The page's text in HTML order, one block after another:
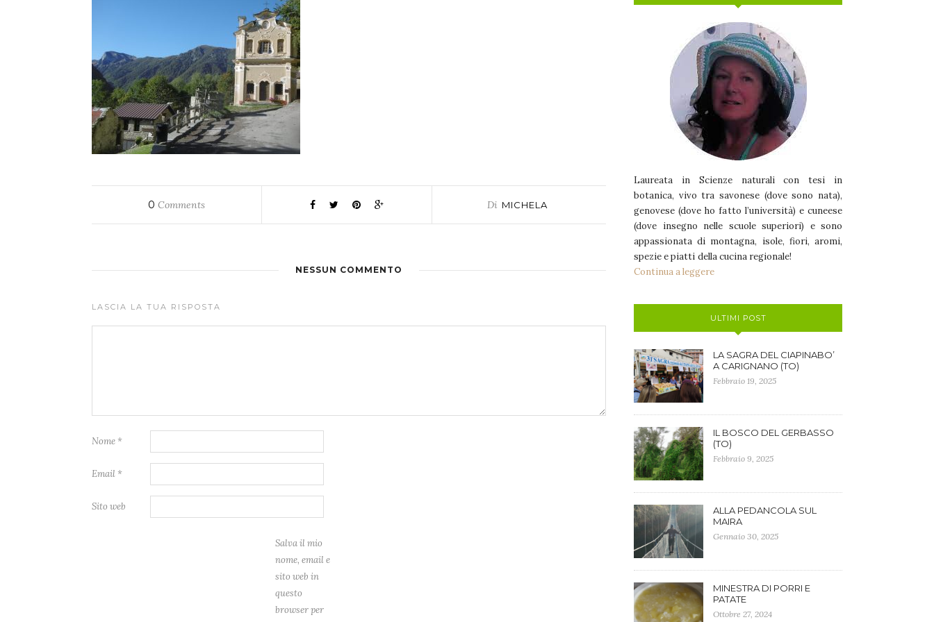
0 Comments Di MICHELA
NESSUN COMMENTO
LASCIA LA TUA RISPOSTA
Nome *
Email *
Sito web
Salva il mio
nome, email e
sito web in
questo
browser per
Laureata in Scienze naturali con tesi in
botanica, vivo tra savonese (dove sono nata),
genovese (dove ho fatto l’università) e cuneese
(dove insegno nelle scuole superiori) e sono
appassionata di montagna, isole, fiori, aromi,
spezie e piatti della cucina regionale!
Continua a leggere
ULTIMI POST
LA SAGRA DEL CIAPINABO’
A CARIGNANO (TO)
Febbraio 19, 2025
IL BOSCO DEL GERBASSO
(TO)
Febbraio 9, 2025
ALLA PEDANCOLA SUL
MAIRA
Gennaio 30, 2025
MINESTRA DI PORRI E
PATATE
Ottobre 27, 2024